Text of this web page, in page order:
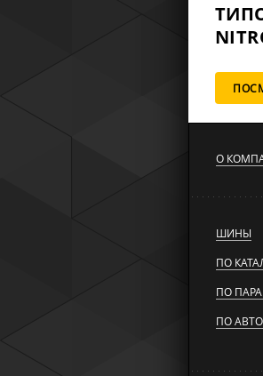
О
ШИНЫ
ПО
ПО
ПО